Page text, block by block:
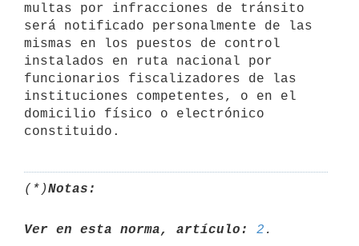
multas por infracciones de tránsito
será notificado personalmente de las
mismas en los puestos de control
instalados en ruta nacional por
funcionarios fiscalizadores de las
instituciones competentes, o en el
domicilio físico o electrónico
(*)Notas:
Ver en esta norma, artículo: 2